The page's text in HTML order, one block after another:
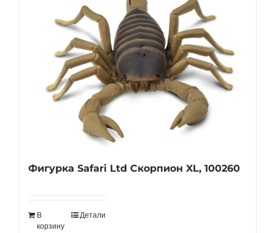
Фигурка Safari Ltd Скорпион XL, 100260
В
корзину
Детали